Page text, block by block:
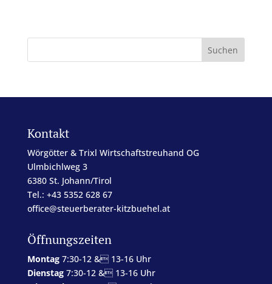
Kontakt
Wörgötter & Trixl Wirtschaftstreuhand OG
Ulmbichlweg 3
6380 St. Johann/Tirol
Tel.: +43 5352 628 67
office@steuerberater-kitzbuehel.at
Öffnungszeiten
Montag7:30-12 & 13-16 Uhr
Dienstag7:30-12 & 13-16 Uhr